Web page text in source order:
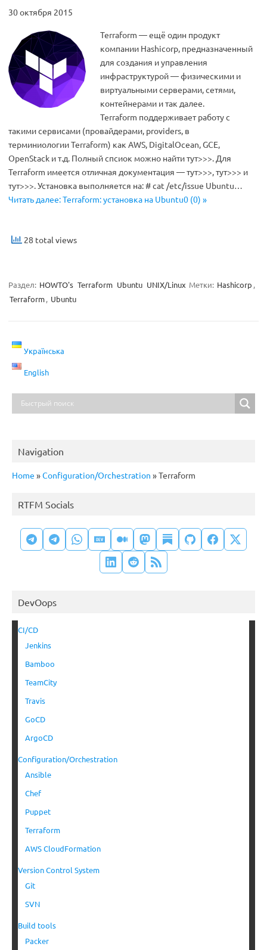
30 октября 2015
Terraform — ещё один продукт
компании Hashicorp, предназначенный
для создания и управления
инфраструктурой — физическими и
виртуальными серверами, сетями,
контейнерами и так далее.
Terraform поддерживает работу с
такими сервисами (провайдерами, providers, в
терминиологии Terraform) как AWS, DigitalOcean, GCE,
OpenStack и т.д. Полный спсиок можно найти тут>>>. Для
Terraform имеется отличная документация — тут>>>, тут>>> и
тут>>>. Установка выполняется на: # cat /etc/issue Ubuntu…
Читать далее: Terraform: установка на Ubuntu0 (0) »
28 total views
Раздел: HOWTO's Terraform Ubuntu UNIX/Linux Метки: Hashicorp ,
Terraform, Ubuntu
Українська
English
Navigation
Home »Configuration/Orchestration »Terraform
RTFM Socials
DevOops
CI/CD
Jenkins
Bamboo
TeamCity
Travis
GoCD
ArgoCD
Configuration/Orchestration
Ansible
Chef
Puppet
Terraform
AWS CloudFormation
Version Control System
Git
SVN
Build tools
Packer